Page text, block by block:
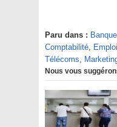
Paru dans :
Comptabilité,
Télécoms,
Nous vous